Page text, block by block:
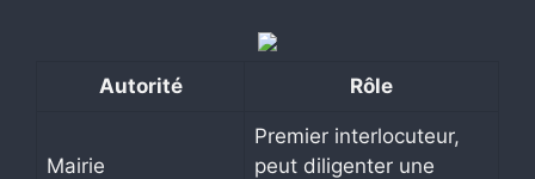
Autorité Rôle
Mairie
Premier interlocuteur,
peut diligenter une